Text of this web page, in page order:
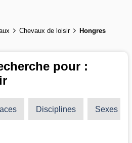
Chevaux de loisir Hongres
pour :
Disciplines Sexes